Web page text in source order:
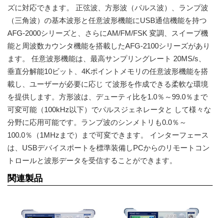
ズに対応できます。 正弦波、方形波（パルス波）、ランプ波
（三角波）の基本波形と任意波形機能にUSB通信機能を持つ
AFG-2000シリーズと、さらにAM/FM/FSK 変調、スイープ機
能と周波数カウンタ機能を搭載したAFG-2100シリーズがあり
ます。 任意波形機能は、最高サンプリングレート 20MS/s、
垂直分解能10ビット、4Kポイントメモリの任意波形機能を搭
載し、ユーザーが必要に応じ て波形を作成できる柔軟な環境
を提供します。方形波は、デューティ比を1.0％～99.0％まで
可変可能（100kHz以下）でパルスジェネレータと して様々な
分野に応用可能です。ランプ波のシンメトリも0.0％～
100.0％（1MHzまで）まで可変できます。 インターフェース
は、USBデバイスポートを標準装備しPCからのリモートコン
トロールと波形データを受信することができます。
関連製品